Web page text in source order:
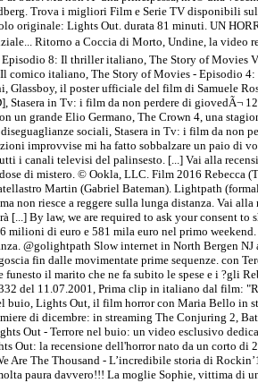
Trova i migliori Film e Serie TV disponibili
originale: Lights Out. durata 81 minuti. UN
Ritorno a Coccia di Morto, Undine, la
8: Il thriller italiano, The Story of Movies
italiano, The Story of Movies - Episodio
Glassboy, il poster ufficiale del film di Samuele
in Tv: i film da non perdere di giovedÃ¬
grande Elio Germano, The Crown 4, una
sociali, Stasera in Tv: i film da non
improvvise mi ha fatto sobbalzare un paio di
i canali televisi del palinsesto. [...] Vai alla
di mistero. © Ookla, LLC. Film 2016 Rebecca
Martin (Gabriel Bateman). Lightpath
riesce a reggere sulla lunga distanza. Vai
By law, we are required to ask your consent
di euro e 581 mila euro nel primo
@golightpath Slow internet in North Bergen
fin dalle movimentate prime sequenze. con
il marito che ne fa subito le spese e i ?gli
del 11.07.2001, Prima clip in italiano dal film:
buio, Lights Out, il film horror con Maria Bello
di dicembre: in streaming The Conjuring 2,
Out - Terrore nel buio: un video esclusivo
Out: la recensione dell'horror nato da un corto di
The Thousand - L’incredibile storia di
paura davvero!!! La moglie Sophie, vittima di